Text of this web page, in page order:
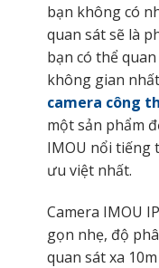
bạn không có
quan sát sẽ là
bạn có thể
không gian
camera công
một sản phẩm
IMOU nổi tiếng
ưu việt nhất.
Camera IMOU
gọn nhẹ, độ
quan sát xa